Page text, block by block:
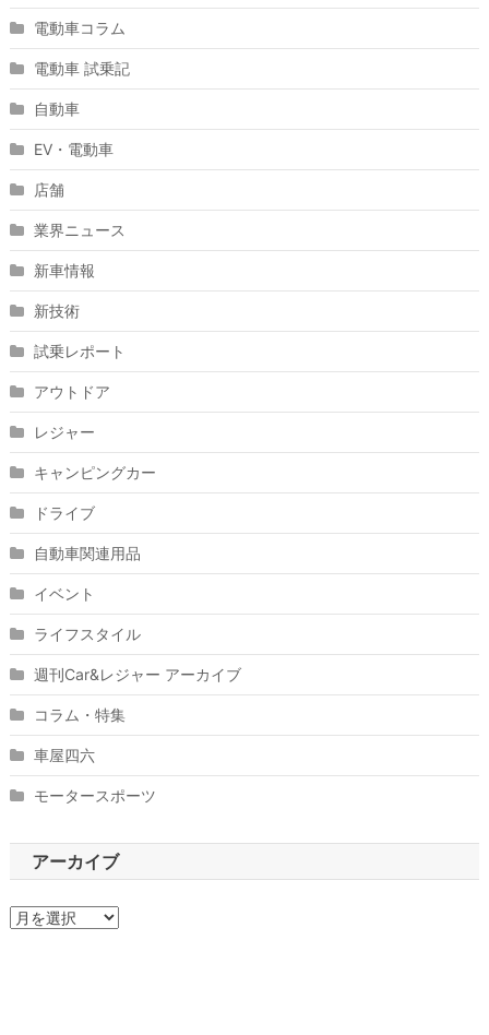
電動車コラム
電動車 試乗記
自動車
EV・電動車
店舗
業界ニュース
新車情報
新技術
試乗レポート
アウトドア
レジャー
キャンピングカー
ドライブ
自動車関連用品
イベント
ライフスタイル
週刊Car&レジャー アーカイブ
コラム・特集
車屋四六
モータースポーツ
アーカイブ
ア